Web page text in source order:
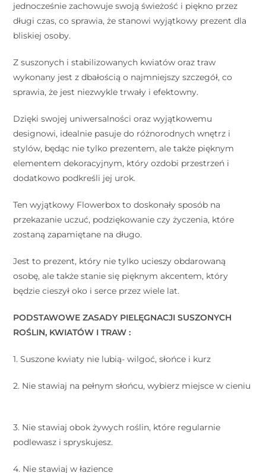
jednocześnie zachowuje swoją świeżość i piękno przez
długi czas, co sprawia, że stanowi wyjątkowy prezent dla
bliskiej osoby.
Z suszonych i stabilizowanych kwiatów oraz traw
wykonany jest z dbałością o najmniejszy szczegół, co
sprawia, że jest niezwykle trwały i efektowny.
Dzięki swojej uniwersalności oraz wyjątkowemu
designowi, idealnie pasuje do różnorodnych wnętrz i
stylów, będąc nie tylko prezentem, ale także pięknym
elementem dekoracyjnym, który ozdobi przestrzeń i
dodatkowo podkreśli jej urok.
Ten wyjątkowy Flowerbox to doskonały sposób na
przekazanie uczuć, podziękowanie czy życzenia, które
zostaną zapamiętane na długo.
Jest to prezent, który nie tylko ucieszy obdarowaną
osobę, ale także stanie się pięknym akcentem, który
będzie cieszył oko i serce przez wiele lat.
PODSTAWOWE ZASADY PIELĘGNACJI SUSZONYCH
ROŚLIN, KWIATÓW I TRAW : ⠀
1. Suszone kwiaty nie lubią- wilgoć, słońce i kurz ⠀
2. Nie stawiaj na pełnym słońcu, wybierz miejsce w cieniu
3. Nie stawiaj obok żywych roślin, które regularnie
podlewasz i spryskujesz. ⠀
4. Nie stawiaj w łazience ⠀